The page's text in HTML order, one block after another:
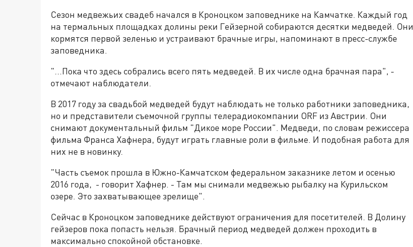
Сезон медвежьих свадеб начался в Кроноцком заповеднике на Камчатке. Каждый год
на термальных площадках долины реки Гейзерной собираются десятки медведей. Они
кормятся первой зеленью и устраивают брачные игры, напоминают в пресс-службе
заповедника.
"...Пока что здесь собрались всего пять медведей. В их числе одна брачная пара", -
отмечают наблюдатели.
В 2017 году за свадьбой медведей будут наблюдать не только работники заповедника,
но и представители съемочной группы телерадиокомпании ORF из Австрии. Они
снимают документальный фильм "Дикое море России". Медведи, по словам режиссера
фильма Франса Хафнера, будут играть главные роли в фильме. И подобная работа для
них не в новинку.
"Часть съемок прошла в Южно-Камчатском федеральном заказнике летом и осенью
2016 года, - говорит Хафнер. - Там мы снимали медвежью рыбалку на Курильском
озере. Это захватывающее зрелище".
Сейчас в Кроноцком заповеднике действуют ограничения для посетителей. В Долину
гейзеров пока попасть нельзя. Брачный период медведей должен проходить в
максимально спокойной обстановке.